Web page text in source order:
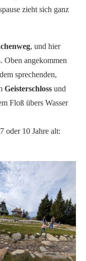
zieht sich ganz
, und hier
Oben angekommen
sprechenden,
Geisterschloss und
Floß übers Wasser
oder 10 Jahre alt: